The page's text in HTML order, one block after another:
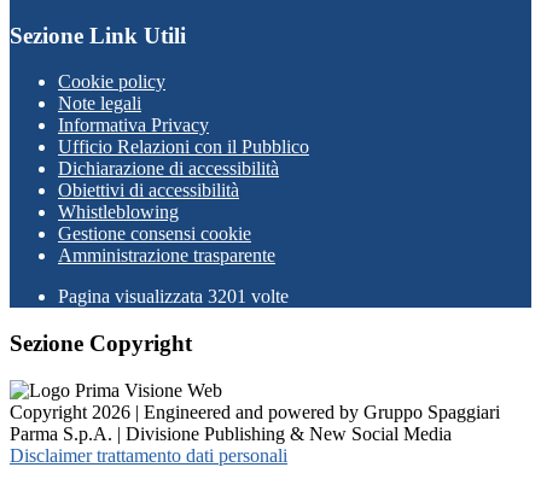
Sezione Link Utili
Cookie policy
Note legali
Informativa Privacy
Ufficio Relazioni con il Pubblico
Dichiarazione di accessibilità
Obiettivi di accessibilità
Whistleblowing
Gestione consensi cookie
Amministrazione trasparente
Pagina visualizzata 3201 volte
Sezione Copyright
Copyright 2026 | Engineered and powered by Gruppo Spaggiari
Parma S.p.A. | Divisione Publishing & New Social Media
Disclaimer trattamento dati personali